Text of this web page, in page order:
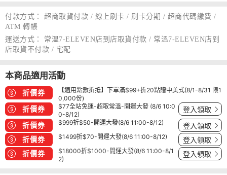
付款方式：
超商取貨付款 / 線上刷卡 / 刷卡分期 / 超商代碼繳費 /
ATM 轉帳
運送方式：
常溫7-ELEVEN店到店取貨付款 / 常溫7-ELEVEN店到
店取貨不付款 / 宅配
本商品適用活動
折價券
【適用點數折抵】下單滿$99+折20點贈中美式(8/1-8/31 限1
0,000份)
折價券
$77全站免運-超取常溫-開運大發 (8/6 10:0
0-8/12)
登入領取
折價券 $999折$50-開運大發(8/6 11:00-8/12) 登入領取
折價券 $1499折$70-開運大發(8/6 11:00-8/12) 登入領取
折價券
$18000折$1000-開運大發(8/6 11:00-8/1
2)
登入領取